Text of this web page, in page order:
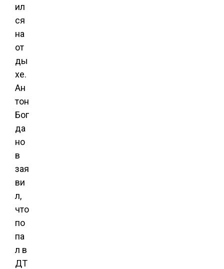
ил
ся
на
от
ды
хе.
Ан
тон
Бог
да
но
в
зая
ви
л,
что
по
па
л в
ДТ